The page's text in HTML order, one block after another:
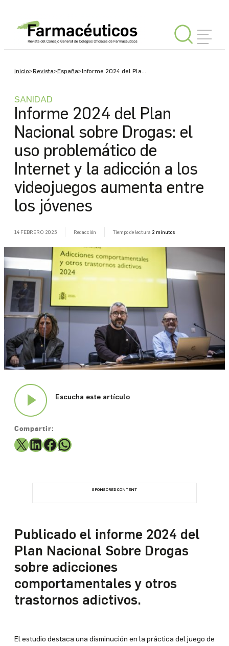
INICIAR
Editorial
España
Internacional
Informa
Historias
Medicamentos
Qué
es
Farmacéuticos
Media
Kit
Histórico
LinkedIn
TikTok
Inicio>Revista>España>Informe 2024 del Pla...
SANIDAD
Informe 2024 del Plan
Nacional sobre Drogas: el
uso problemático de
Internet y la adicción a los
videojuegos aumenta entre
los jóvenes
14 FEBRERO 2025 Redacción Tiempo de lectura 2 minutos
Publicado el informe 2024 del
Plan Nacional Sobre Drogas
sobre adicciones
comportamentales y otros
trastornos adictivos.
El estudio destaca una disminución en la práctica del juego de
Escucha este artículo
Compartir:
XLinkedIn
Facebook
WhatsApp
SPONSORED CONTENT